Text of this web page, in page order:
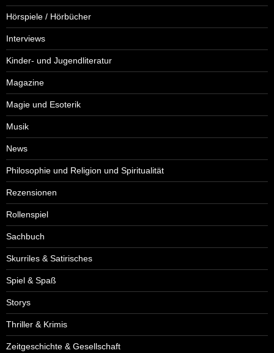
Hörspiele / Hörbücher
Interviews
Kinder- und Jugendliteratur
Magazine
Magie und Esoterik
Musik
News
Philosophie und Religion und Spiritualität
Rezensionen
Rollenspiel
Sachbuch
Skurriles & Satirisches
Spiel & Spaß
Storys
Thriller & Krimis
Zeitgeschichte & Gesellschaft